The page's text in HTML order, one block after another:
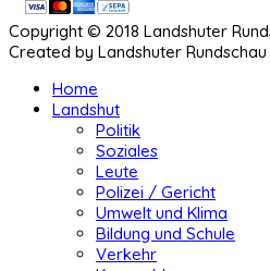
Copyright © 2018 Landshuter
Created by Landshuter Rundschau
Home
Landshut
Politik
Soziales
Leute
Polizei / Gericht
Umwelt und Klima
Bildung und Schule
Verkehr